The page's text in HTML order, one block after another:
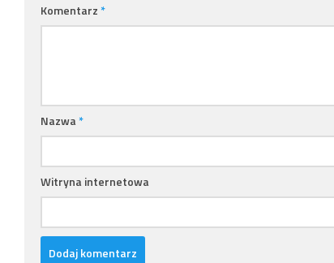
Komentarz*
Nazwa*
Witryna internetowa